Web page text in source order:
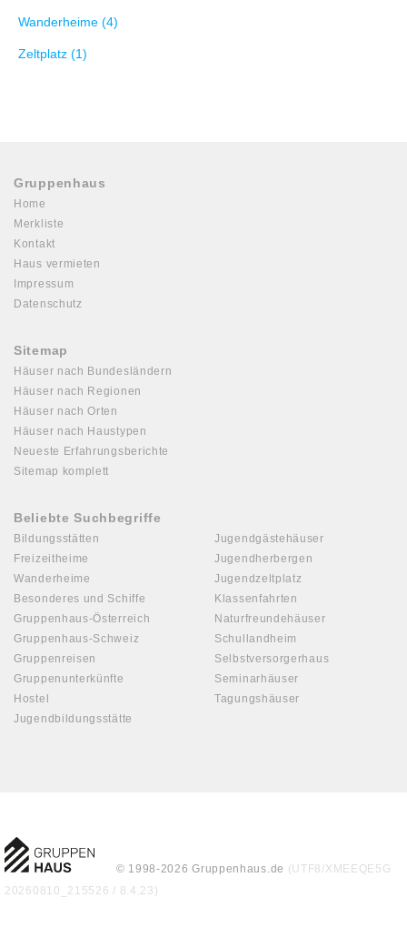
Wanderheime (4)
Zeltplatz (1)
Gruppenhaus
Home
Merkliste
Kontakt
Haus vermieten
Impressum
Datenschutz
Sitemap
Häuser nach Bundesländern
Häuser nach Regionen
Häuser nach Orten
Häuser nach Haustypen
Neueste Erfahrungsberichte
Sitemap komplett
Beliebte Suchbegriffe
Bildungsstätten
Freizeitheime
Wanderheime
Besonderes und Schiffe
Gruppenhaus-Österreich
Gruppenhaus-Schweiz
Gruppenreisen
Gruppenunterkünfte
Hostel
Jugendbildungsstätte
Jugendgästehäuser
Jugendherbergen
Jugendzeltplatz
Klassenfahrten
Naturfreundehäuser
Schullandheim
Selbstversorgerhaus
Seminarhäuser
Tagungshäuser
© 1998-2026 Gruppenhaus.de (UTF8/XMEEQE5G
20260810_215526 / 8.4.23)